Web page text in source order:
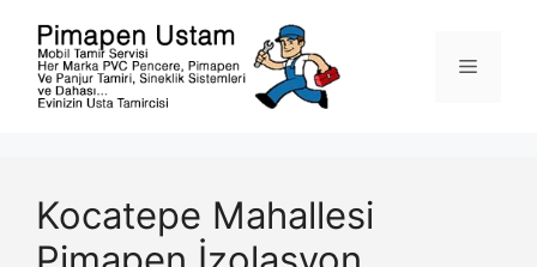
Menü
Kocatepe Mahallesi